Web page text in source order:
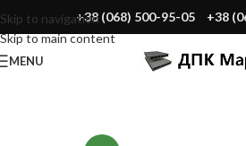
Skip to navigation
Skip to main content
+38 (068) 500-95-05 +38
MENU